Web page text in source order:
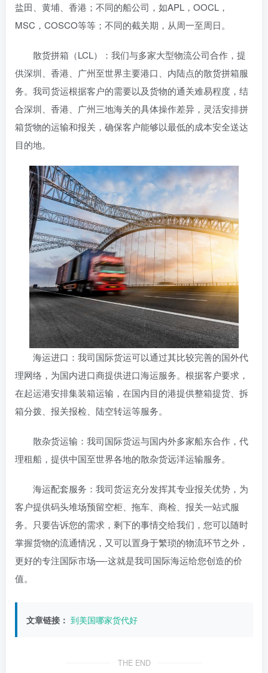
盐田、黄埔、香港；不同的船公司，如APL，OOCL，
MSC，COSCO等等；不同的截关期，从周一至周日。
散货拼箱（LCL）：我们与多家大型物流公司合作，提
供深圳、香港、广州至世界主要港口、内陆点的散货拼箱服
务。我司货运根据客户的需要以及货物的通关难易程度，结
合深圳、香港、广州三地海关的具体操作差异，灵活安排拼
箱货物的运输和报关，确保客户能够以最低的成本安全送达
目的地。
海运进口：我司国际货运可以通过其比较完善的国外代
理网络，为国内进口商提供进口海运服务。根据客户要求，
在起运港安排集装箱运输，在国内目的港提供整箱提货、拆
箱分拨、报关报检、陆空转运等服务。
散杂货运输：我司国际货运与国内外多家船东合作，代
理租船，提供中国至世界各地的散杂货远洋运输服务。
海运配套服务：我司货运充分发挥其专业报关优势，为
客户提供码头堆场预留空柜、拖车、商检、报关一站式服
务。只要告诉您的需求，剩下的事情交给我们，您可以随时
掌握货物的流通情况，又可以置身于繁琐的物流环节之外，
更好的专注国际市场—-这就是我司国际海运给您创造的价
值。
文章链接： 到美国哪家货代好
THE END